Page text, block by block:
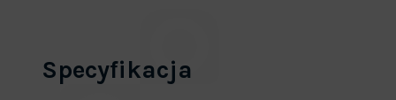
Specyfikacja